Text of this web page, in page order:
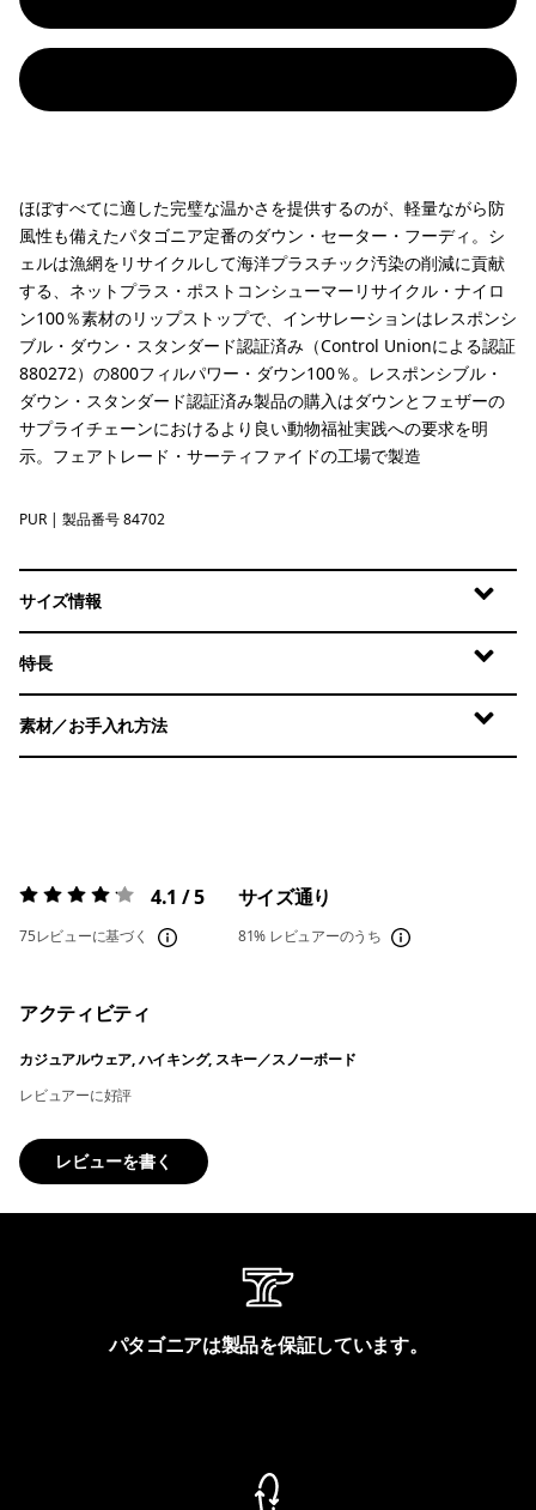
ほぼすべてに適した完璧な温かさを提供するのが、軽量ながら防
風性も備えたパタゴニア定番のダウン・セーター・フーディ。シ
ェルは漁網をリサイクルして海洋プラスチック汚染の削減に貢献
する、ネットプラス・ポストコンシューマーリサイクル・ナイロ
ン100％素材のリップストップで、インサレーションはレスポンシ
ブル・ダウン・スタンダード認証済み（Control Unionによる認証
880272）の800フィルパワー・ダウン100％。レスポンシブル・
ダウン・スタンダード認証済み製品の購入はダウンとフェザーの
サプライチェーンにおけるより良い動物福祉実践への要求を明
示。フェアトレード・サーティファイドの工場で製造
Purple
PUR | 製品番号 84702
サイズ情報
特長
素材／お手入れ方法
評価:4.1 / 5 4.1 / 5
75レビューに基づく
サイズ通り
81% レビュアーのうち
アクティビティ
カジュアルウェア, ハイキング, スキー／スノーボード
レビュアーに好評
レビューを書く
パタゴニアは製品を保証しています。